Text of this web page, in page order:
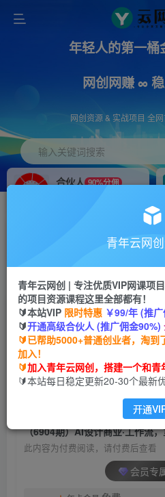
年轻人的第一桶
网创网赚 ∞
网创资源 & 实战项目 全
输入关键词搜索
合伙人 90%分佣
搭建同款网站，自己当老板
首页 创业课程 会员专属 正文
（6904期）AI设计商业·工
运营，掌握五大主流AI设
青年云网创
2年前发布
此内容为付费阅读，请付费后查看
会员专
青年云网
青年云网创 | 专注优质VIP网课项
的项目资源课程这里全部都有！
🔰本站VIP 限时特惠 ￥99/年 (推
🔰开通高级合伙人 (推广佣金90%)
🔰已帮助5000+普通创业者，淘
加入！
🔰加入青年云网创，搭建一个和
🔰本站每日稳定更新20-30个最新
开通